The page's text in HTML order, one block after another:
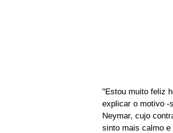
"Estou muito feliz
explicar o motivo -
Neymar, cujo
sinto mais calmo